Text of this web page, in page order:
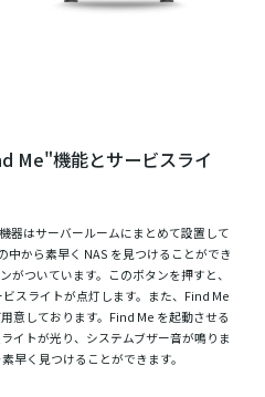
Me"機能とサービスライ
器はサーバールームにまとめて設置して
中から素早く NAS を見つけることができ
がついています。このボタンを押すと、
スライトが点灯します。また、Find Me
意しております。Find Me を起動させる
イトが光り、システムブザー音が鳴りま
早く見つけることができます。